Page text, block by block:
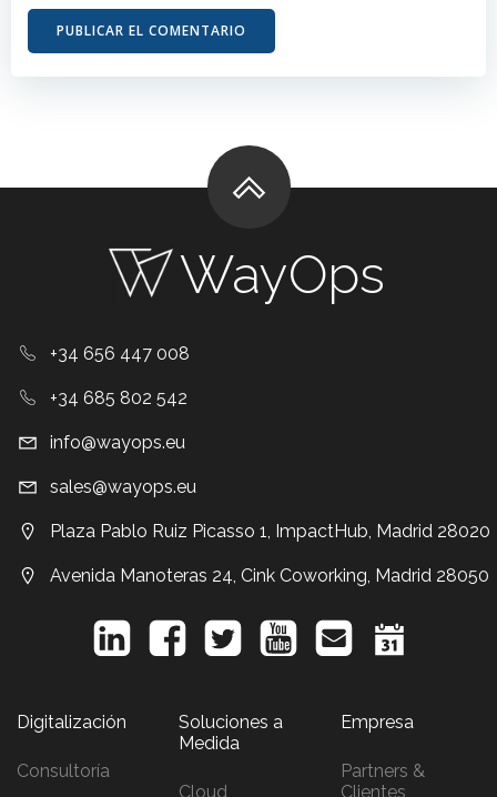
WayOps
+34 656 447 008
+34 685 802 542
info@wayops.eu
sales@wayops.eu
Plaza Pablo Ruiz Picasso 1, ImpactHub, Madrid 28020
Avenida Manoteras 24, Cink Coworking, Madrid 28050
Digitalización
Consultoría
Soluciones a
Medida
Cloud
Empresa
Partners &
Clientes